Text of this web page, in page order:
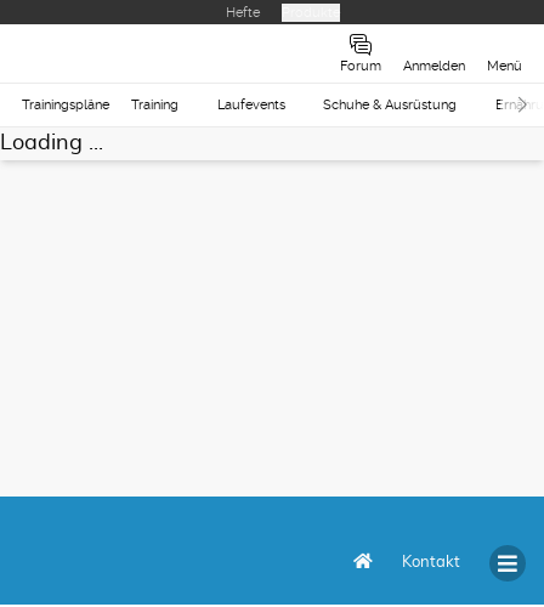
Hefte
Forum Anmelden Menü
Trainingspläne Training Laufevents Schuhe & Ausrüstung
Loading ...
Kontakt